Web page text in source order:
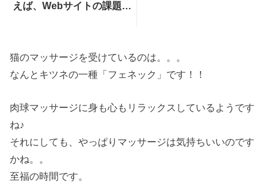
えば、Webサイトの課題が
猫のマッサージを受けているのは。。。
なんとキツネの一種「フェネック」です！！
肉球マッサージに身も心もリラックスしているようです
ね♪
それにしても、やっぱりマッサージは気持ちいいのです
かね。。
至福の時間です。